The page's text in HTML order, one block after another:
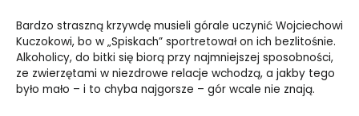
Bardzo straszną krzywdę musieli górale uczynić Wojciechowi
Kuczokowi, bo w „Spiskach” sportretował on ich bezlitośnie.
Alkoholicy, do bitki się biorą przy najmniejszej sposobności,
ze zwierzętami w niezdrowe relacje wchodzą, a jakby tego
było mało – i to chyba najgorsze – gór wcale nie znają.